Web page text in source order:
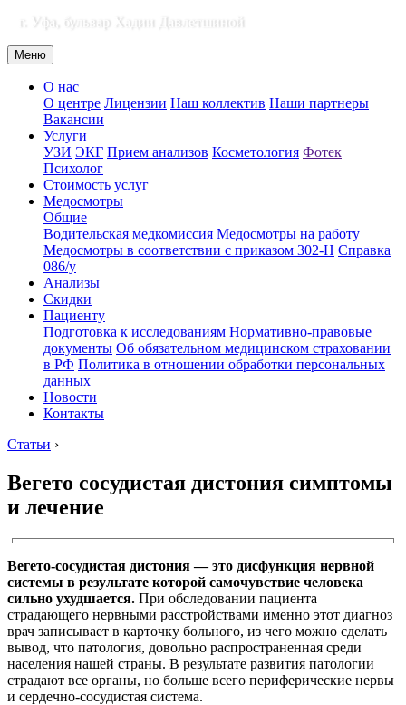
г. Уфа, бульвар Хадии Давлетшиной
Меню
О нас
О центре Лицензии Наш коллектив Наши партнеры
Вакансии
Услуги
УЗИ ЭКГ Прием анализов Косметология Фотек
Психолог
Стоимость услуг
Медосмотры
Общие
Водительская медкомиссия Медосмотры на работу
Медосмотры в соответствии с приказом 302-Н Справка
086/у
Анализы
Скидки
Пациенту
Подготовка к исследованиям Нормативно-правовые
документы Об обязательном медицинском страховании
в РФ Политика в отношении обработки персональных
данных
Новости
Контакты
Статьи ›
Вегето сосудистая дистония симптомы
и лечение
Вегето-сосудистая дистония — это дисфункция нервной
системы в результате которой самочувствие человека
сильно ухудшается. При обследовании пациента
страдающего нервными расстройствами именно этот диагноз
врач записывает в карточку больного, из чего можно сделать
вывод, что патология, довольно распространенная среди
населения нашей страны. В результате развития патологии
страдают все органы, но больше всего периферические нервы
и сердечно-сосудистая система.